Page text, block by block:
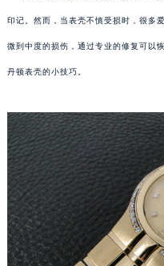
印记。然而，当表壳不慎受损时，很多
微到中度的损伤，通过专业的修复可以
丹顿表壳的小技巧。